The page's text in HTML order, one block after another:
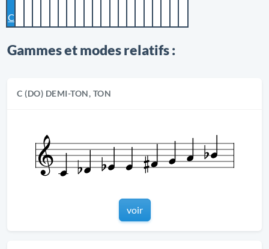
C
Gammes et modes relatifs :
C (DO) DEMI-TON, TON
voir